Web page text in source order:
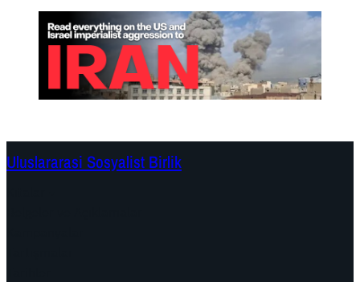
Uluslararasi Sosyalist Birlik